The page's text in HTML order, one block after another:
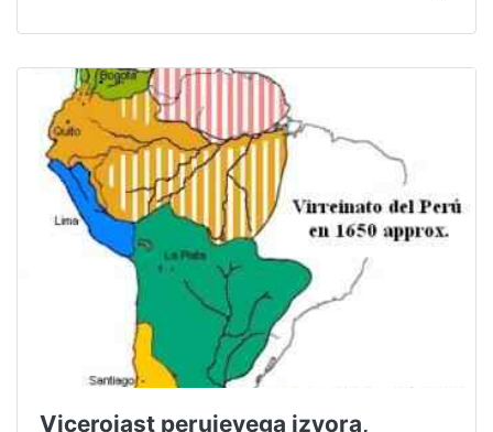
Vicerojast perujevega izvora,